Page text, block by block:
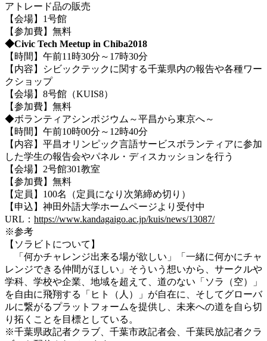
アトレード品の販売
【会場】1号館
【参加費】無料
◆Civic Tech Meetup in Chiba2018
【時間】午前11時30分～17時30分
【内容】シビックテックに関する千葉県内の報告や各種ワー
クショップ
【会場】8号館（KUIS8）
【参加費】無料
◆ボランティアシンポジウム～平昌から東京へ～
【時間】午前10時00分～12時40分
【内容】平昌オリンピック言語サービスボランティアに参加
した学生の報告会やパネル・ディスカッションを行う
【会場】2号館301教室
【参加費】無料
【定員】100名（定員になり次第締め切り）
【申込】神田外語大学ホームページより受付中
URL： https://www.kandagaigo.ac.jp/kuis/news/13087/
※参考
【ソラビトについて】
「何かチャレンジ出来る場が欲しい」「一緒に何かにチャ
レンジできる仲間がほしい」そういう想いから、サークルや
学科、学校や企業、地域を超えて、道のない「ソラ（空）」
を自由に飛翔する「ヒト（人）」が自在に、そしてグローバ
ルに繋がるプラットフォームを提供し、未来への道を自ら切
り拓くことを目標としている。
※千葉県政記者クラブ、千葉市政記者会、千葉民放記者クラ